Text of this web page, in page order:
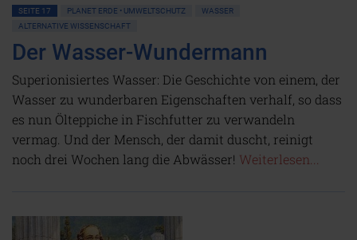
SEITE 17 PLANET ERDE • UMWELTSCHUTZ
WASSER
ALTERNATIVE WISSENSCHAFT
Der Wasser-Wundermann
Superionisiertes Wasser: Die Geschichte von einem, der
Wasser zu wunderbaren Eigenschaften verhalf, so dass
es nun Ölteppiche in Fischfutter zu verwandeln
vermag. Und der Mensch, der damit duscht, reinigt
noch drei Wochen lang die Abwässer! Weiterlesen...